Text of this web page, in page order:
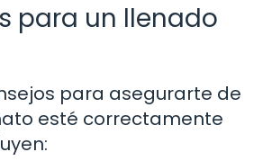
para un llenado
para asegurarte de
esté correctamente